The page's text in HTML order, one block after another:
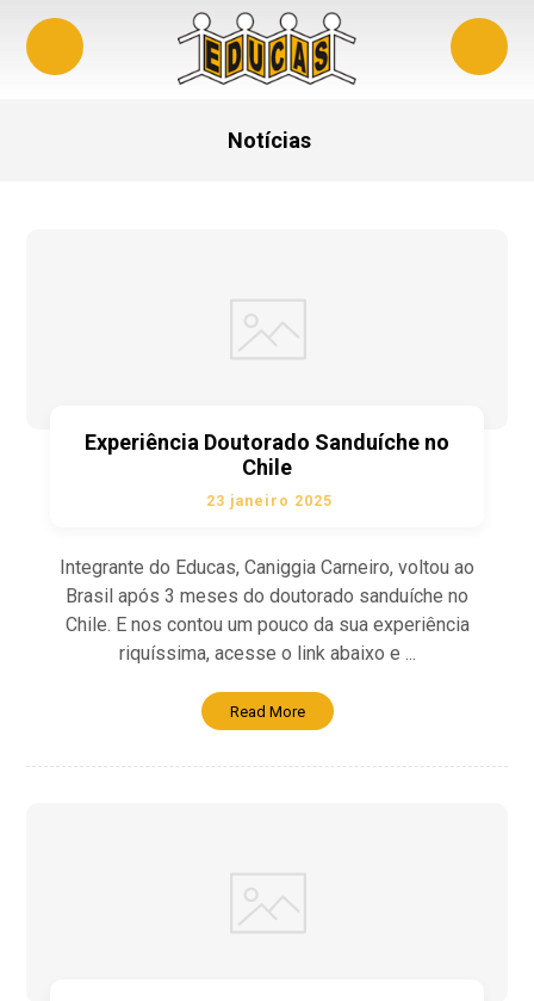
Notícias
Experiência Doutorado Sanduíche no
Chile
23 janeiro 2025
Integrante do Educas, Caniggia Carneiro, voltou ao
Brasil após 3 meses do doutorado sanduíche no
Chile. E nos contou um pouco da sua experiência
riquíssima, acesse o link abaixo e ...
Read More